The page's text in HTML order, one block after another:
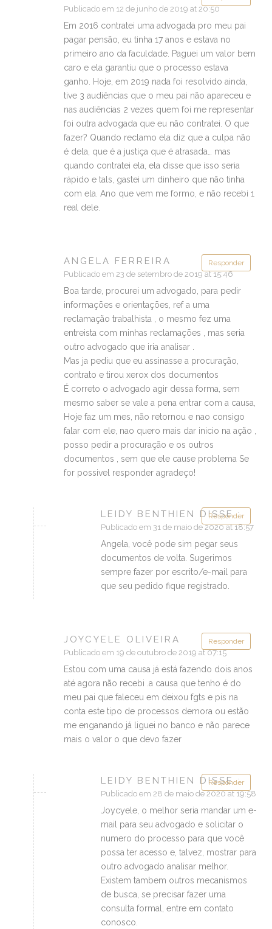
Publicado em 12 de junho de 2019 at 20:50
Em 2016 contratei uma advogada pro meu pai
pagar pensão, eu tinha 17 anos e estava no
primeiro ano da faculdade. Paguei um valor bem
caro e ela garantiu que o processo estava
ganho. Hoje, em 2019 nada foi resolvido ainda,
tive 3 audiências que o meu pai não apareceu e
nas audiências 2 vezes quem foi me representar
foi outra advogada que eu não contratei. O que
fazer? Quando reclamo ela diz que a culpa não
é dela, que é a justiça que é atrasada… mas
quando contratei ela, ela disse que isso seria
rápido e tals, gastei um dinheiro que não tinha
com ela. Ano que vem me formo, e não recebi 1
real dele.
Responder
ANGELA FERREIRA
Publicado em 23 de setembro de 2019 at 15:46
Boa tarde, procurei um advogado, para pedir
informações e orientações, ref a uma
reclamação trabalhista , o mesmo fez uma
entreista com minhas reclamações , mas seria
outro advogado que iria analisar .
Mas ja pediu que eu assinasse a procuração,
contrato e tirou xerox dos documentos
É correto o advogado agir dessa forma, sem
mesmo saber se vale a pena entrar com a causa,
Hoje faz um mes, não retornou e nao consigo
falar com ele, nao quero mais dar inicio na ação ,
posso pedir a procuração e os outros
documentos , sem que ele cause problema Se
for possivel responder agradeço!
Responder
LEIDY BENTHIEN DISSE :
Publicado em 31 de maio de 2020 at 18:57
Angela, você pode sim pegar seus
documentos de volta. Sugerimos
sempre fazer por escrito/e-mail para
que seu pedido fique registrado.
Responder
JOYCYELE OLIVEIRA
Publicado em 19 de outubro de 2019 at 07:15
Estou com uma causa já está fazendo dois anos
até agora não recebi .a causa que tenho é do
meu pai que faleceu em deixou fgts e pis na
conta este tipo de processos demora ou estão
me enganando já liguei no banco e não parece
mais o valor o que devo fazer
Responder
LEIDY BENTHIEN DISSE :
Publicado em 28 de maio de 2020 at 19:58
Joycyele, o melhor seria mandar um e-
mail para seu advogado e solicitar o
numero do processo para que você
possa ter acesso e, talvez, mostrar para
outro advogado analisar melhor.
Existem tambem outros mecanismos
de busca, se precisar fazer uma
consulta formal, entre em contato
conosco.